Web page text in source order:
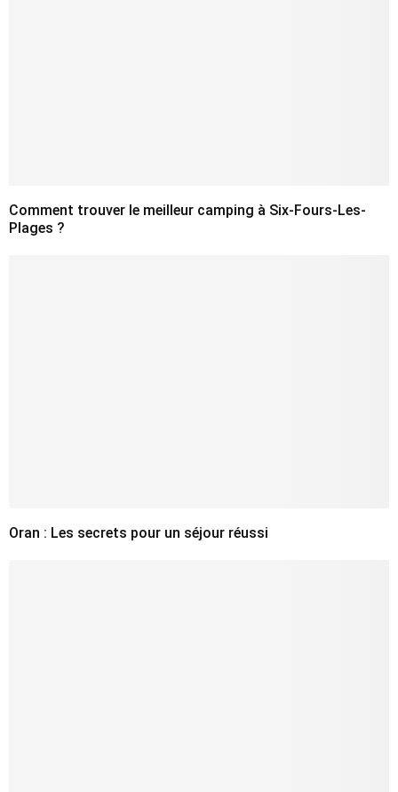
Comment trouver le meilleur camping à Six-Fours-Les-
Plages ?
Oran : Les secrets pour un séjour réussi